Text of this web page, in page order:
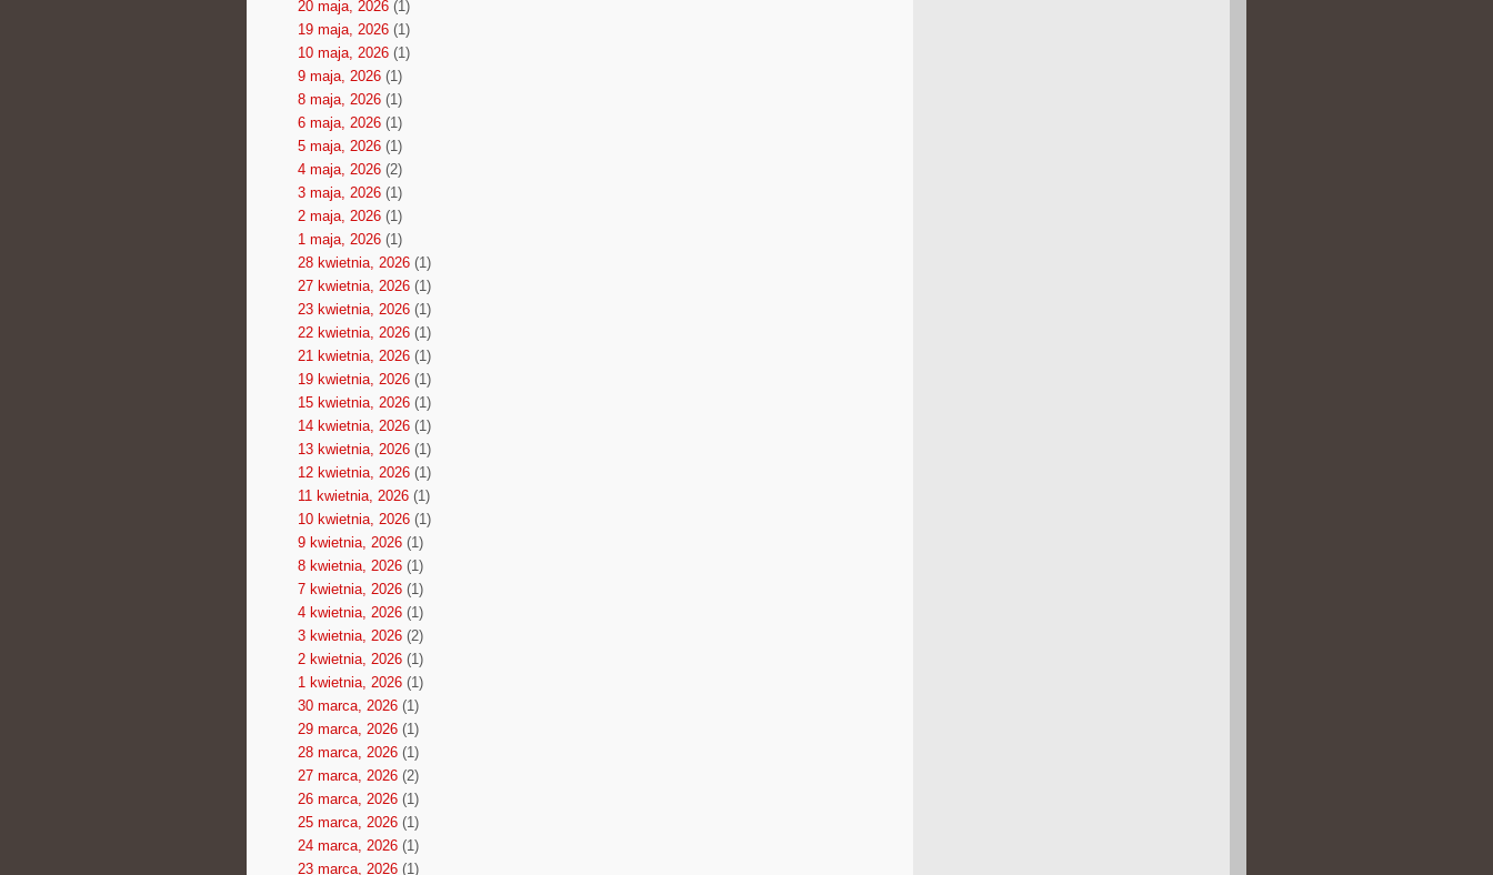
20 maja, 2026(1)
19 maja, 2026(1)
10 maja, 2026(1)
9 maja, 2026(1)
8 maja, 2026(1)
6 maja, 2026(1)
5 maja, 2026(1)
4 maja, 2026(2)
3 maja, 2026(1)
2 maja, 2026(1)
1 maja, 2026(1)
28 kwietnia, 2026(1)
27 kwietnia, 2026(1)
23 kwietnia, 2026(1)
22 kwietnia, 2026(1)
21 kwietnia, 2026(1)
19 kwietnia, 2026(1)
15 kwietnia, 2026(1)
14 kwietnia, 2026(1)
13 kwietnia, 2026(1)
12 kwietnia, 2026(1)
11 kwietnia, 2026(1)
10 kwietnia, 2026(1)
9 kwietnia, 2026(1)
8 kwietnia, 2026(1)
7 kwietnia, 2026(1)
4 kwietnia, 2026(1)
3 kwietnia, 2026(2)
2 kwietnia, 2026(1)
1 kwietnia, 2026(1)
30 marca, 2026(1)
29 marca, 2026(1)
28 marca, 2026(1)
27 marca, 2026(2)
26 marca, 2026(1)
25 marca, 2026(1)
24 marca, 2026(1)
23 marca, 2026(1)